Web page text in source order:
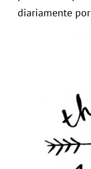
diariamente